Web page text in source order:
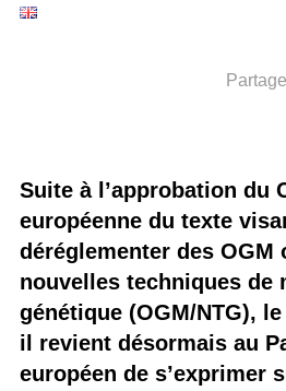
Suite à l’approbation du
européenne du texte
déréglementer des OGM
nouvelles techniques de
génétique (OGM/NTG),
il revient désormais au
européen de s’exprimer